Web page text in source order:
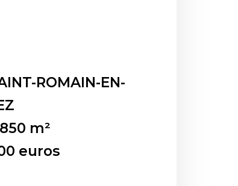
ROMAIN-EN-
m²
euros